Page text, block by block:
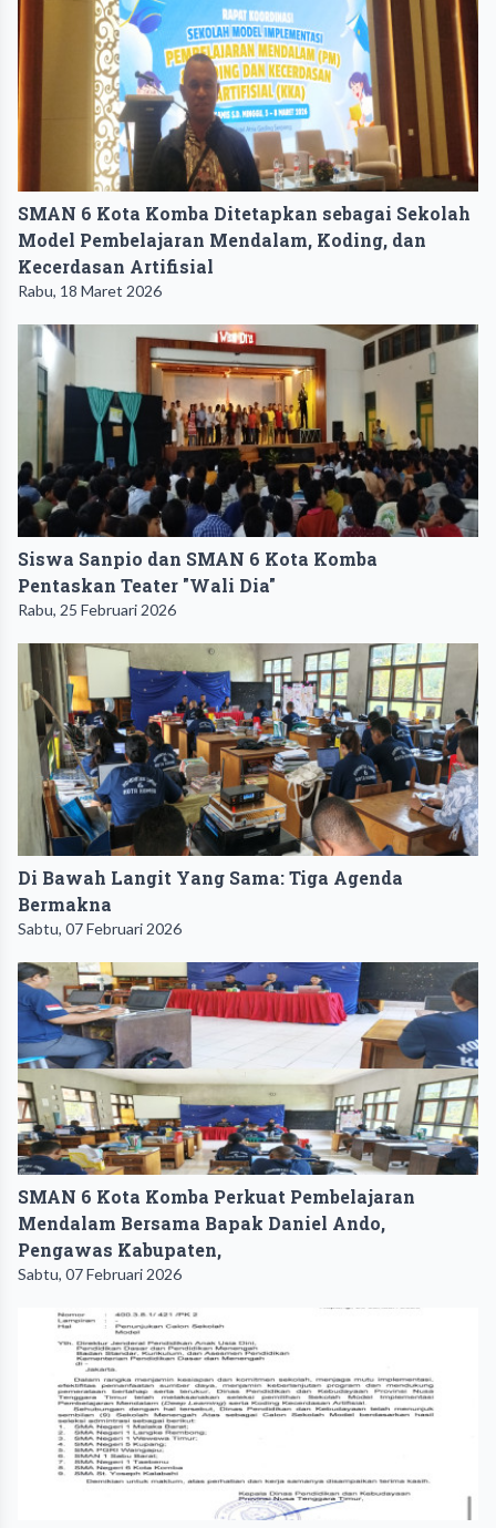
SMAN 6 Kota Komba Ditetapkan sebagai Sekolah
Model Pembelajaran Mendalam, Koding, dan
Kecerdasan Artifisial
Rabu, 18 Maret 2026
Siswa Sanpio dan SMAN 6 Kota Komba
Pentaskan Teater "Wali Dia"
Rabu, 25 Februari 2026
Di Bawah Langit Yang Sama: Tiga Agenda
Bermakna
Sabtu, 07 Februari 2026
SMAN 6 Kota Komba Perkuat Pembelajaran
Mendalam Bersama Bapak Daniel Ando,
Pengawas Kabupaten,
Sabtu, 07 Februari 2026